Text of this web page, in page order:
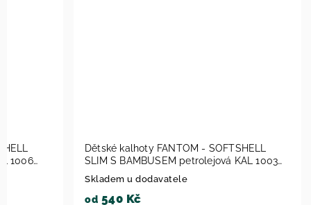
kalhoty FANTOM - SOFTSHELL
S BAMBUSEM tyrkysová KAL 1006
Dětské kalhoty
SLIM S